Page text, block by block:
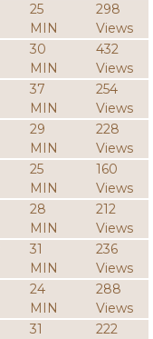
25
MIN
298
Views
30
MIN
432
Views
37
MIN
254
Views
29
MIN
228
Views
25
MIN
160
Views
28
MIN
212
Views
31
MIN
236
Views
24
MIN
288
Views
31
222